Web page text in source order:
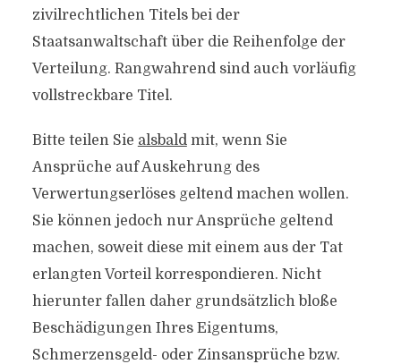
zivilrechtlichen Titels bei der
Staatsanwaltschaft über die Reihenfolge der
Verteilung. Rangwahrend sind auch vorläufig
vollstreckbare Titel.
Bitte teilen Sie alsbaldmit, wenn Sie
Ansprüche auf Auskehrung des
Verwertungserlöses geltend machen wollen.
Sie können jedoch nur Ansprüche geltend
machen, soweit diese mit einem aus der Tat
erlangten Vorteil korrespondieren. Nicht
hierunter fallen daher grundsätzlich bloße
Beschädigungen Ihres Eigentums,
Schmerzensgeld- oder Zinsansprüche bzw.